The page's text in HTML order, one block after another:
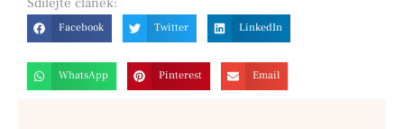
Facebook Twitter LinkedIn
WhatsApp Pinterest Email